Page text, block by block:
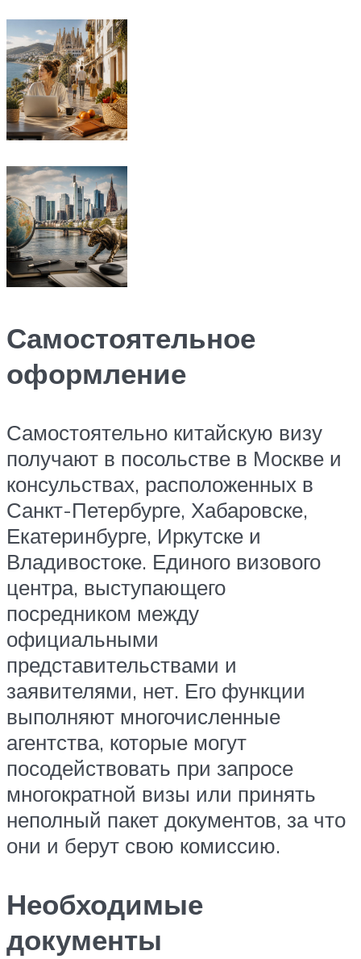
Самостоятельное
оформление
Самостоятельно китайскую визу
получают в посольстве в Москве и
консульствах, расположенных в
Санкт-Петербурге, Хабаровске,
Екатеринбурге, Иркутске и
Владивостоке. Единого визового
центра, выступающего
посредником между
официальными
представительствами и
заявителями, нет. Его функции
выполняют многочисленные
агентства, которые могут
посодействовать при запросе
многократной визы или принять
неполный пакет документов, за что
они и берут свою комиссию.
Необходимые
документы